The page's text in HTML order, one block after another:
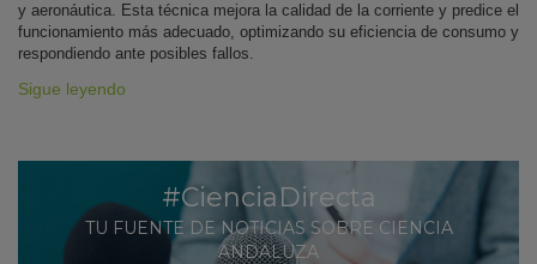
y aeronáutica. Esta técnica mejora la calidad de la corriente y predice el
funcionamiento más adecuado, optimizando su eficiencia de consumo y
respondiendo ante posibles fallos.
Sigue leyendo
#CienciaDirecta
TU FUENTE DE NOTICIAS SOBRE CIENCIA
ANDALUZA